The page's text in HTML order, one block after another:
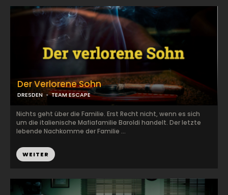
Der Verlorene Sohn
DRESDEN TEAM ESCAPE
Nichts geht über die Familie. Erst Recht nicht, wenn es sich
um die italienische Mafiafamilie Baroldi handelt. Der letzte
lebende Nachkomme der Familie ...
WEITER